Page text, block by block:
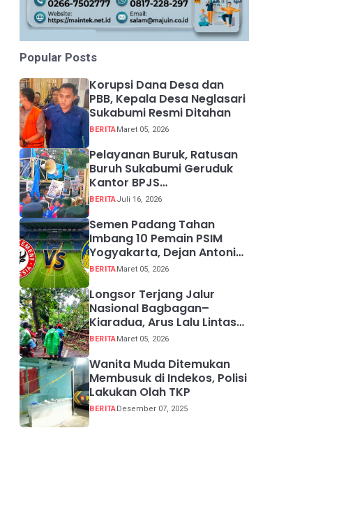
Popular Posts
Korupsi Dana Desa dan
PBB, Kepala Desa Neglasari
Sukabumi Resmi Ditahan
BERITA Maret 05, 2026
Pelayanan Buruk, Ratusan
Buruh Sukabumi Geruduk
Kantor BPJS
Ketenagakerjaan
BERITAJuli 16, 2026
Semen Padang Tahan
Imbang 10 Pemain PSIM
Yogyakarta, Dejan Antonic
Resmi Dipecat!
BERITA Maret 05, 2026
Longsor Terjang Jalur
Nasional Bagbagan–
Kiaradua, Arus Lalu Lintas
Buka Tutup
BERITA Maret 05, 2026
Wanita Muda Ditemukan
Membusuk di Indekos, Polisi
Lakukan Olah TKP
BERITA Desember 07, 2025